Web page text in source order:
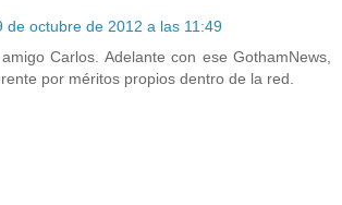
de octubre de 2012 a las 11:49
Carlos. Adelante con ese GothamNews,
por méritos propios dentro de la red.